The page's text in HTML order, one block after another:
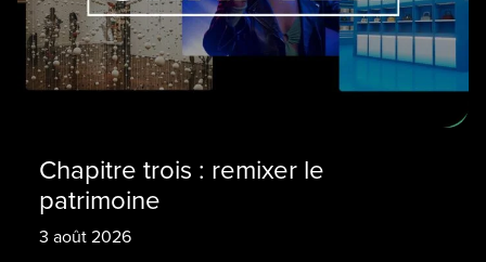
Chapitre trois : remixer le
patrimoine
3 août 2026